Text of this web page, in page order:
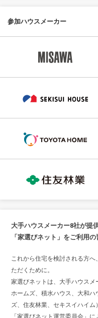
参加ハウスメーカー
大手ハウスメーカー8社が提
「家選びネット」をご利用
これから住宅を検討される方
ただくために。
家選びネットは、大手ハウス
ホームズ、積水ハウス、大和
ズ、住友林業、セキスイハイ